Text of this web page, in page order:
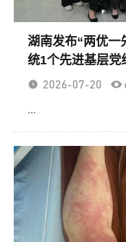
湖南发布“两优一
统1个先进基层
2026-07-20
...